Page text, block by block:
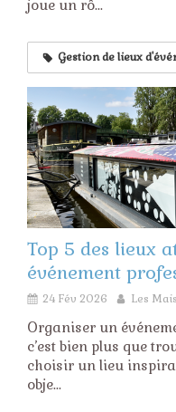
joue un rô...
Gestion de lieux
Top 5 des lieux
événement
24 Fév 2026 Les
Organiser un
c’est bien plus que
choisir un lieu
obje...